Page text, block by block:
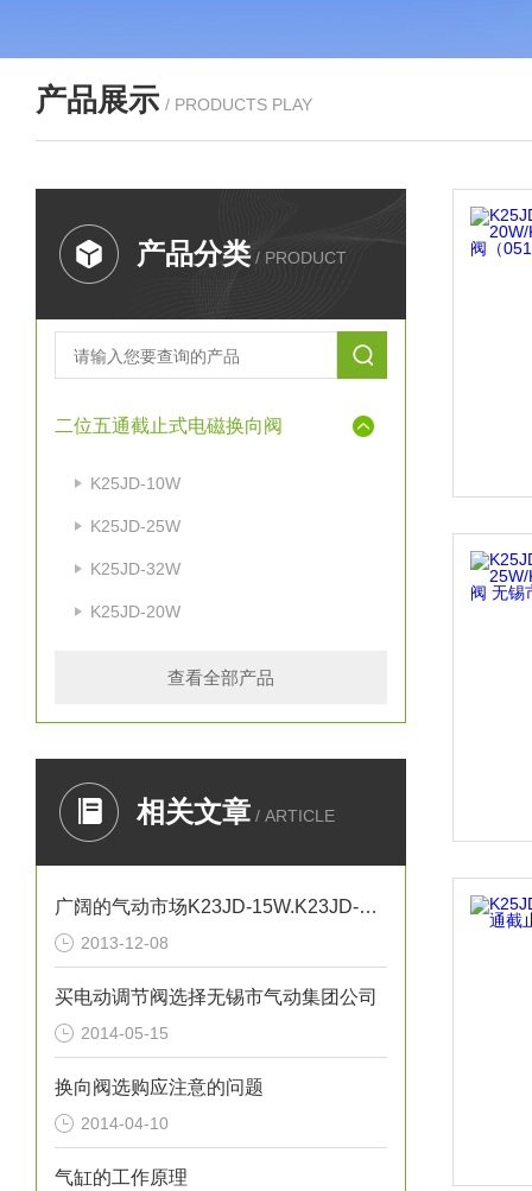
产品展示 / PRODUCTS PLAY
产品分类 / PRODUCT
二位五通截止式电磁换向阀
K25JD-10W
K25JD-25W
K25JD-32W
K25JD-20W
查看全部产品
相关文章 / ARTICLE
广阔的气动市场K23JD-15W.K23JD-25W.K23JSD-L15
2013-12-08
买电动调节阀选择无锡市气动集团公司
2014-05-15
换向阀选购应注意的问题
2014-04-10
气缸的工作原理